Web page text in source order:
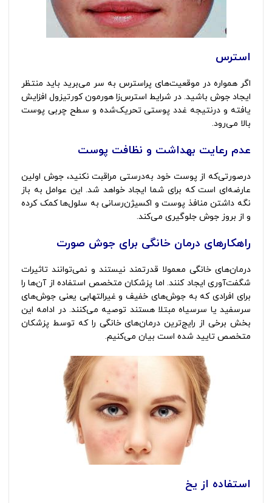
استرس
اگر همواره در موقعیت‌های پراسترس به سر می‌برید باید منتظر
ایجاد جوش باشید. در شرایط استرس‌زا هورمون کورتیزول افزایش
یافته و درنتیجه غدد پوستی تحریک‌شده و سطح چربی پوست
بالا می‌رود.
عدم رعایت بهداشت و نظافت پوست
درصورتی‌که از پوست خود به‌درستی مراقبت نکنید، جوش اولین
عارضه‌ای است که برای شما ایجاد خواهد شد. این عوامل به باز
نگه داشتن منافذ پوست و اکسیژن‌رسانی به سلول‌ها کمک کرده
و از بروز جوش جلوگیری می‌کند.
راهکارهای درمان خانگی برای جوش صورت
درمان‌های خانگی معمولا قدرتمند نیستند و نمی‌توانند تاثیرات
شگفت‌آوری ایجاد کنند. اما پزشکان متخصص استفاده از آن‌ها را
برای افرادی که به جوش‌های خفیف و غیرالتهابی یعنی جوش‌های
سرسفید یا سرسیاه مبتلا هستند توصیه می‌کنند. در ادامه این
بخش برخی از رایج‌ترین درمان‌های خانگی را که توسط پزشکان
متخصص تایید شده است بیان می‌کنیم.
استفاده از یخ